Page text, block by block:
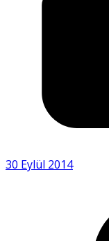
30 Eylül 2014